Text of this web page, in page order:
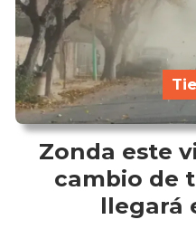
Zonda este
cambio de
llegará